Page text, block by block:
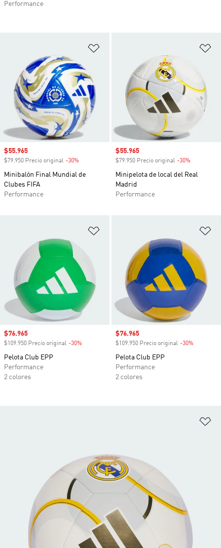
Precio de venta
$55.965
$79.950 Precio original -30%
Minibalón Final Mundial de
Clubes FIFA
Performance
Precio de venta
$55.965
$79.950 Precio original -30%
Minipelota de local del Real
Madrid
Performance
Precio de venta
$76.965
$109.950 Precio original -30%
Pelota Club EPP
Performance
2 colores
Precio de venta
$76.965
$109.950 Precio original -30%
Pelota Club EPP
Performance
2 colores
Performance